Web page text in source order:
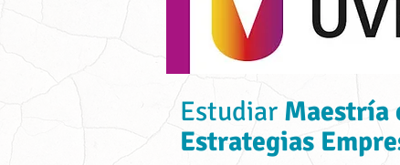
Estudiar Maestría
Estrategias